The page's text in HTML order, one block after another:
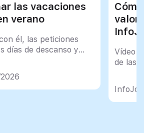
las vacaciones
verano
él, las peticiones
días de descanso y
Vídeo
de las